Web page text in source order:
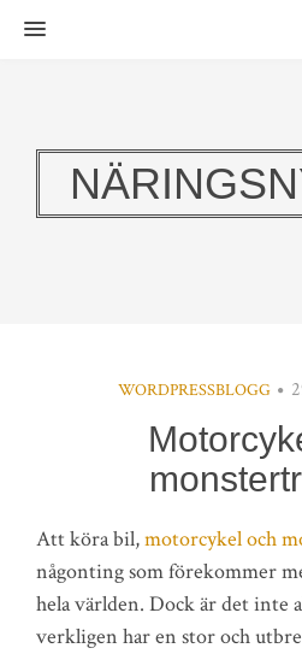
MENU
WORDPRESSBLOGG
Att köra bil,motorcykel och
någonting som förekommer
hela världen. Dock är det inte
verkligen har en stor och